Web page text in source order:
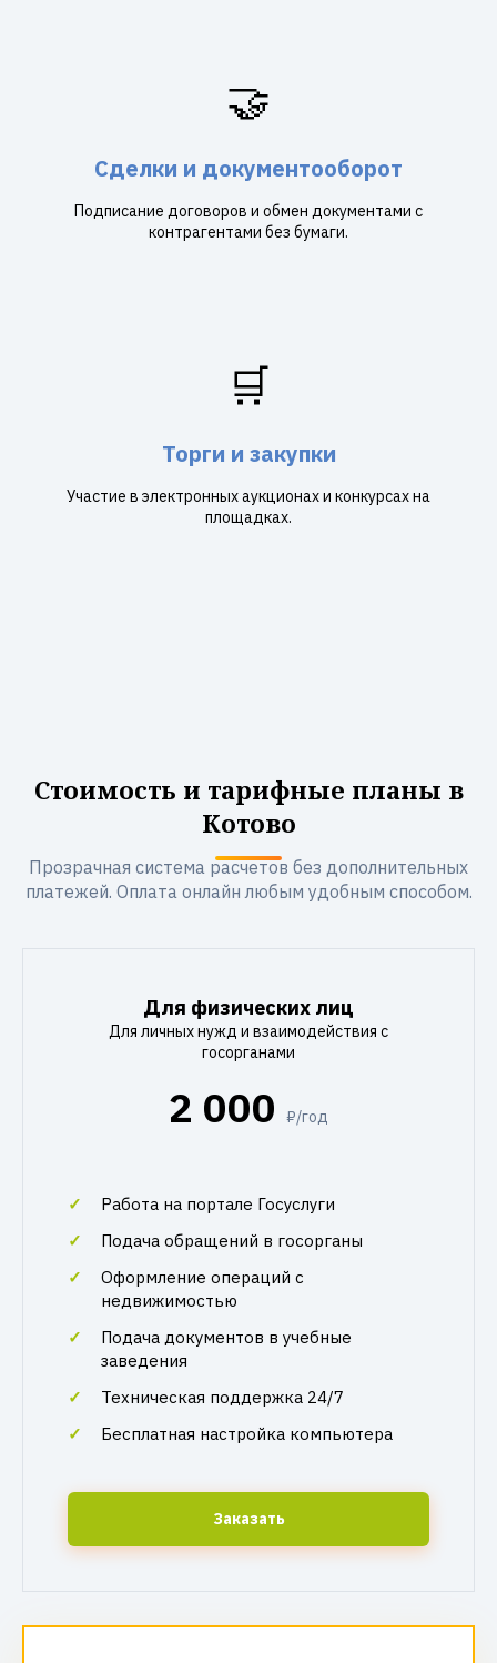
🤝
Сделки и документооборот
Подписание договоров и обмен документами с
контрагентами без бумаги.
🛒
Торги и закупки
Участие в электронных аукционах и конкурсах на
площадках.
Стоимость и тарифные планы в
Котово
Прозрачная система расчетов без дополнительных
платежей. Оплата онлайн любым удобным способом.
Для физических лиц
Для личных нужд и взаимодействия с
госорганами
2 000 ₽/год
Работа на портале Госуслуги
Подача обращений в госорганы
Оформление операций с
недвижимостью
Подача документов в учебные
заведения
Техническая поддержка 24/7
Бесплатная настройка компьютера
Заказать